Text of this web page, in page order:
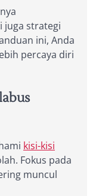
juga strategi
ini, Anda
percaya diri
kisi-kisi
Fokus pada
muncul